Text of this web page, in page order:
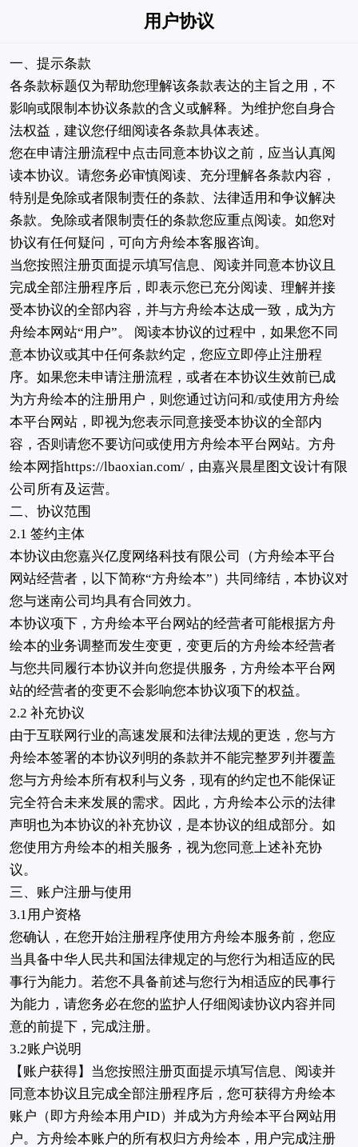
用户协议
一、提示条款
各条款标题仅为帮助您理解该条款表达的主旨之用，不
影响或限制本协议条款的含义或解释。为维护您自身合
法权益，建议您仔细阅读各条款具体表述。
您在申请注册流程中点击同意本协议之前，应当认真阅
读本协议。请您务必审慎阅读、充分理解各条款内容，
特别是免除或者限制责任的条款、法律适用和争议解决
条款。免除或者限制责任的条款您应重点阅读。如您对
协议有任何疑问，可向方舟绘本客服咨询。
当您按照注册页面提示填写信息、阅读并同意本协议且
完成全部注册程序后，即表示您已充分阅读、理解并接
受本协议的全部内容，并与方舟绘本达成一致，成为方
舟绘本网站“用户”。 阅读本协议的过程中，如果您不同
意本协议或其中任何条款约定，您应立即停止注册程
序。如果您未申请注册流程，或者在本协议生效前已成
为方舟绘本的注册用户，则您通过访问和/或使用方舟绘
本平台网站，即视为您表示同意接受本协议的全部内
容，否则请您不要访问或使用方舟绘本平台网站。方舟
绘本网指https://lbaoxian.com/，由嘉兴晨星图文设计有限
公司所有及运营。
二、协议范围
2.1 签约主体
本协议由您嘉兴亿度网络科技有限公司（方舟绘本平台
网站经营者，以下简称“方舟绘本”）共同缔结，本协议对
您与迷南公司均具有合同效力。
本协议项下，方舟绘本平台网站的经营者可能根据方舟
绘本的业务调整而发生变更，变更后的方舟绘本经营者
与您共同履行本协议并向您提供服务，方舟绘本平台网
站的经营者的变更不会影响您本协议项下的权益。
2.2 补充协议
由于互联网行业的高速发展和法律法规的更迭，您与方
舟绘本签署的本协议列明的条款并不能完整罗列并覆盖
您与方舟绘本所有权利与义务，现有的约定也不能保证
完全符合未来发展的需求。因此，方舟绘本公示的法律
声明也为本协议的补充协议，是本协议的组成部分。如
您使用方舟绘本的相关服务，视为您同意上述补充协
议。
三、账户注册与使用
3.1用户资格
您确认，在您开始注册程序使用方舟绘本服务前，您应
当具备中华人民共和国法律规定的与您行为相适应的民
事行为能力。若您不具备前述与您行为相适应的民事行
为能力，请您务必在您的监护人仔细阅读协议内容并同
意的前提下，完成注册。
3.2账户说明
【账户获得】当您按照注册页面提示填写信息、阅读并
同意本协议且完成全部注册程序后，您可获得方舟绘本
账户（即方舟绘本用户ID）并成为方舟绘本平台网站用
户。方舟绘本账户的所有权归方舟绘本，用户完成注册